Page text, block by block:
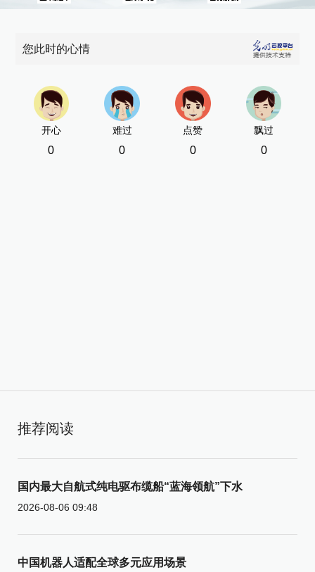
您此时的心情
开心
0
难过
0
点赞
0
飘过
0
推荐阅读
国内最大自航式纯电驱布缆船“蓝海领航”下水
2026-08-06 09:48
中国机器人适配全球多元应用场景